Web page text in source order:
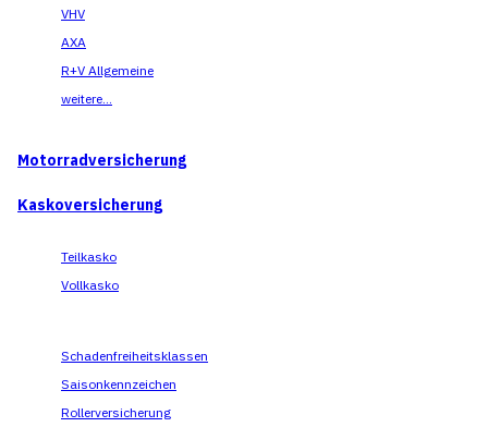
VHV
AXA
R+V Allgemeine
weitere...
Motorradversicherung
Kaskoversicherung
Teilkasko
Vollkasko
Schadenfreiheitsklassen
Saisonkennzeichen
Rollerversicherung